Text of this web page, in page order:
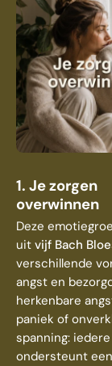
1. Je zorgen
overwinnen
Deze
uit vijf Bach
verschillende
angst en
herkenbare
paniek of
spanning:
ondersteunt een